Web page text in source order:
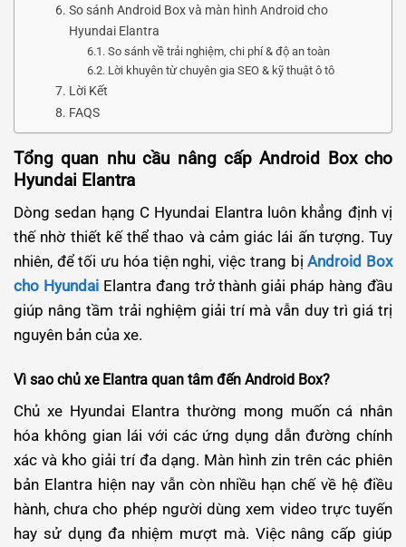
So sánh Android Box và màn hình Android cho
Hyundai Elantra
So sánh về trải nghiệm, chi phí & độ an toàn
Lời khuyên từ chuyên gia SEO & kỹ thuật ô tô
Lời Kết
FAQS
Tổng quan nhu cầu nâng cấp Android Box cho
Hyundai Elantra
Dòng sedan hạng C Hyundai Elantra luôn khẳng định vị
thế nhờ thiết kế thể thao và cảm giác lái ấn tượng. Tuy
nhiên, để tối ưu hóa tiện nghi, việc trang bịAndroid Box
cho HyundaiElantra đang trở thành giải pháp hàng đầu
giúp nâng tầm trải nghiệm giải trí mà vẫn duy trì giá trị
nguyên bản của xe.
Vì sao chủ xe Elantra quan tâm đến Android Box?
Chủ xe Hyundai Elantra thường mong muốn cá nhân
hóa không gian lái với các ứng dụng dẫn đường chính
xác và kho giải trí đa dạng. Màn hình zin trên các phiên
bản Elantra hiện nay vẫn còn nhiều hạn chế về hệ điều
hành, chưa cho phép người dùng xem video trực tuyến
hay sử dụng đa nhiệm mượt mà. Việc nâng cấp giúp